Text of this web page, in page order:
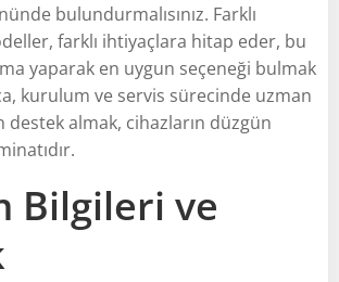
bulundurmalısınız. Farklı
farklı ihtiyaçlara hitap eder, bu
yaparak en uygun seçeneği bulmak
kurulum ve servis sürecinde uzman
almak, cihazların düzgün
Bilgileri ve